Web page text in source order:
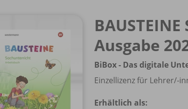
Ausgabe
BiBox - Das digitale
Einzellizenz für Lehrer/-
Erhältlich als: